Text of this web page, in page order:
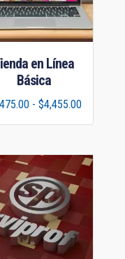
en Línea
Básica
- $4,455.00Rango
de
desde
$2,475.00
$4,455.00